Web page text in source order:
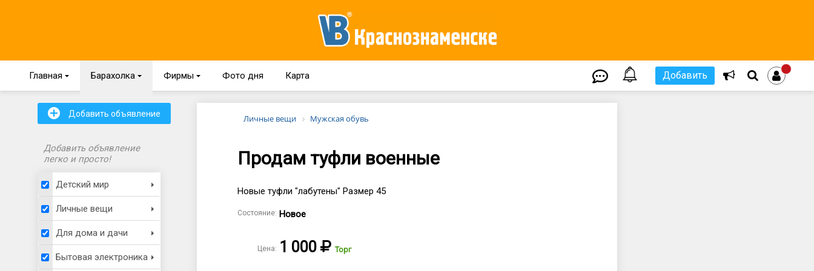
Главная { Барахолка { Фирмы { Фото дня Карта Добавить
+ Добавить объявление
Добавить объявление
легко и просто!
Детский мир
Личные вещи
Для дома и дачи
Бытовая электроника
Личные вещи Мужская обувь
Продам туфли военные
Новые туфли "лабутены" Размер 45
Состояние: Новое
Цена: 1 000 Торг